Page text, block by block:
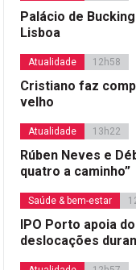
Palácio de
Lisboa
Atualidade 12h58
Cristiano faz
velho
Atualidade 13h22
Rúben Neves e
quatro a caminho”
Saúde & bem-estar
IPO Porto apoia
deslocações